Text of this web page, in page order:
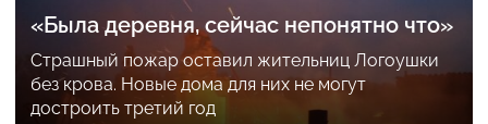
«Была деревня, сейчас непонятно что»
Страшный пожар оставил жительниц Логоушки
без крова. Новые дома для них не могут
достроить третий год